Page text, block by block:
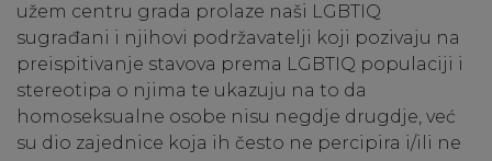
užem centru grada prolaze naši LGBTIQ
sugrađani i njihovi podržavatelji koji pozivaju na
preispitivanje stavova prema LGBTIQ populaciji i
stereotipa o njima te ukazuju na to da
homoseksualne osobe nisu negdje drugdje, već
su dio zajednice koja ih često ne percipira i/ili ne